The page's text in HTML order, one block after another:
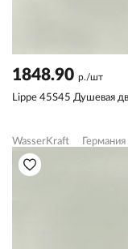
1848.90 р./шт
Lippe 45S45 Душевая
WasserKraft Германия